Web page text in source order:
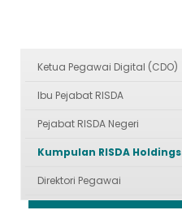
Ketua Pegawai Digital (CDO)
Ibu Pejabat RISDA
Pejabat RISDA Negeri
Kumpulan RISDA Holdings
Direktori Pegawai